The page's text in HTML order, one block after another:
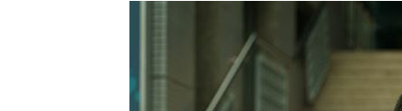
家暴父老了住安養院…還沒討到錢人先
性騷2女學生遭解聘 教授告台大敗訴
張韶涵赴告別式後又發文！悲慟：無法